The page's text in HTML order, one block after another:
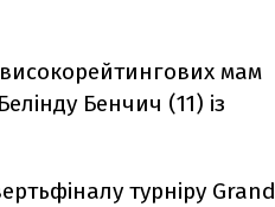
мам
Бенчич (11) із
турніру Grand